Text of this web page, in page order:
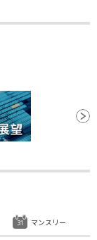
マンスリー